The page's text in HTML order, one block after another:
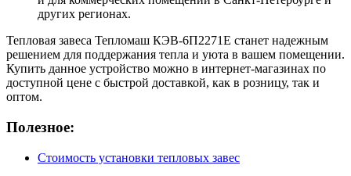
других регионах.
Тепловая завеса Тепломаш КЭВ-6П2271E станет надежным
решением для поддержания тепла и уюта в вашем помещении.
Купить данное устройство можно в интернет-магазинах по
доступной цене с быстрой доставкой, как в розницу, так и
оптом.
Полезное:
Стоимость установки тепловых завес